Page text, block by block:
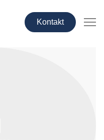
Kontakt